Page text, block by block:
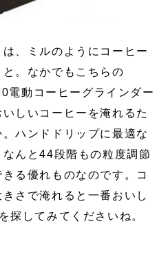
、ミルのようにコーヒー
。なかでもこちらの
動コーヒーグラインダー
しいコーヒーを淹れるた
ハンドドリップに最適な
んと44段階もの粒度調節
る優れものなのです。コ
さで淹れると一番おいし
探してみてくださいね。